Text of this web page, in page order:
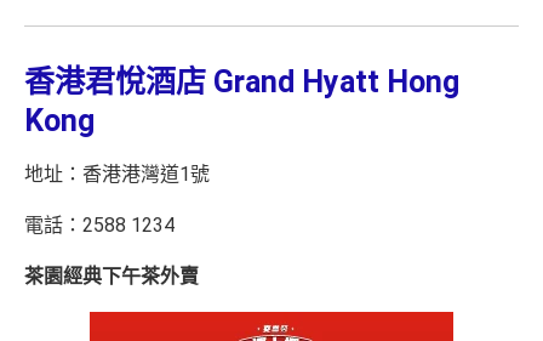
香港君悅酒店 Grand Hyatt Hong
Kong
地址：香港港灣道1號
電話：2588 1234
茶園經典下午茶外賣